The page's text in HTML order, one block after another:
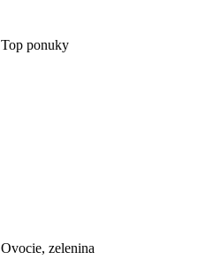
Top ponuky
Ovocie, zelenina